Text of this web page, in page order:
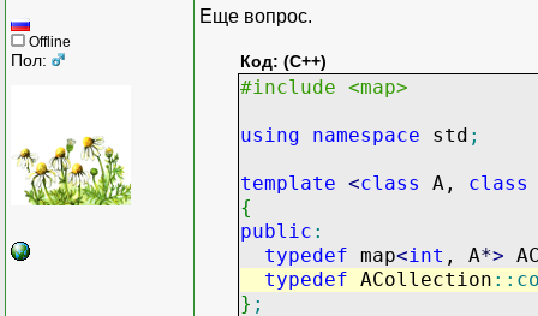
Offline
Пол:
Еще вопрос.
Код: (C++)
#include <map>
using namespace std ;
template <class A, class
{
public :
typedef map<int , A*>
typedef ACollection ::
} ;